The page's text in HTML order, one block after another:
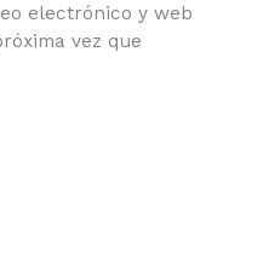
electrónico y web
vez que